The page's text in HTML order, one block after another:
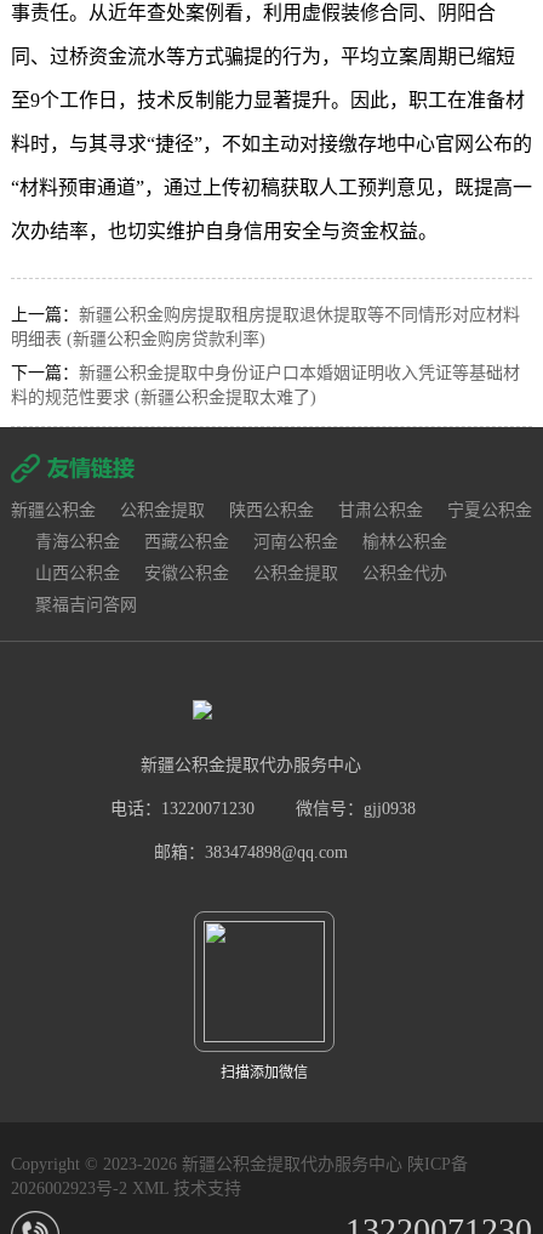
事责任。从近年查处案例看，利用虚假装修合同、阴阳合
同、过桥资金流水等方式骗提的行为，平均立案周期已缩短
至9个工作日，技术反制能力显著提升。因此，职工在准备材
料时，与其寻求“捷径”，不如主动对接缴存地中心官网公布的
“材料预审通道”，通过上传初稿获取人工预判意见，既提高一
次办结率，也切实维护自身信用安全与资金权益。
上一篇： 新疆公积金购房提取租房提取退休提取等不同情形对应材料
明细表 (新疆公积金购房贷款利率)
下一篇： 新疆公积金提取中身份证户口本婚姻证明收入凭证等基础材
料的规范性要求 (新疆公积金提取太难了)
新疆公积金 公积金提取 陕西公积金 甘肃公积金
宁夏公积金
青海公积金
西藏公积金 河南公积金
榆林公积金
山西公积金
安徽公积金 公积金提取
公积金代办
聚福吉问答网
新疆公积金提取代办服务中心
电话：13220071230 微信号：gjj0938
邮箱：383474898@qq.com
扫描添加微信
Copyright © 2023-2026 新疆公积金提取代办服务中心 陕ICP备
2026002923号-2 XML 技术支持